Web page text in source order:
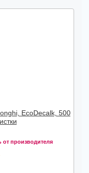
EcoDecalk, 500
производителя